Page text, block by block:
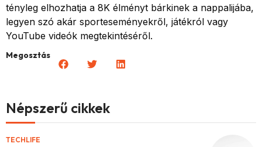
tényleg elhozhatja a 8K élményt bárkinek a nappalijába,
legyen szó akár sporteseményekről, játékról vagy
YouTube videók megtekintéséről.
Megosztás
Népszerű cikkek
TECHLIFE